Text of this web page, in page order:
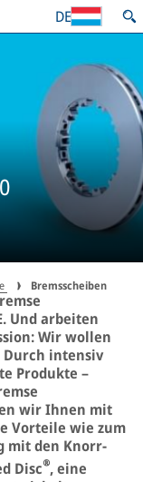
DE
Bremsscheiben
Und arbeiten
Wir wollen
Durch intensiv
Produkte –
wir Ihnen mit
Vorteile wie zum
mit den Knorr-
Disc®, eine